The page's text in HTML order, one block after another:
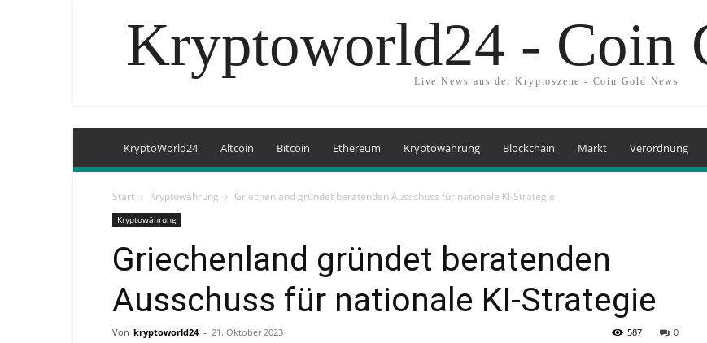
Kryptoworld24 - Coin
Live News aus der Kryptoszene - Coin Gold News
KryptoWorld24 Altcoin Bitcoin Ethereum Kryptowährung Blockchain Markt Verordnung
Start Kryptowährung Griechenland gründet beratenden Ausschuss für nationale KI-Strategie
Kryptowährung
Griechenland gründet beratenden
Ausschuss für nationale KI-Strategie
Von kryptoworld24 - 21. Oktober 2023 0
587